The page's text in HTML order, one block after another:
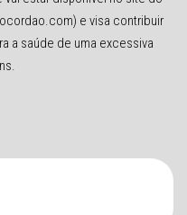
e visa contribuir
a saúde de uma excessiva